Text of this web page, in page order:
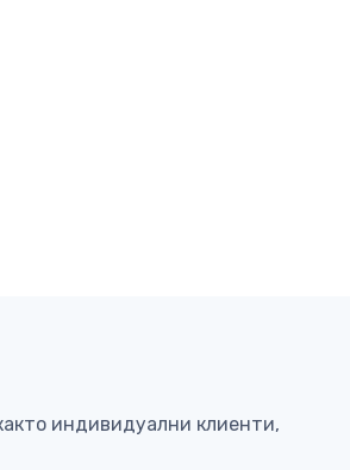
индивидуални клиенти,